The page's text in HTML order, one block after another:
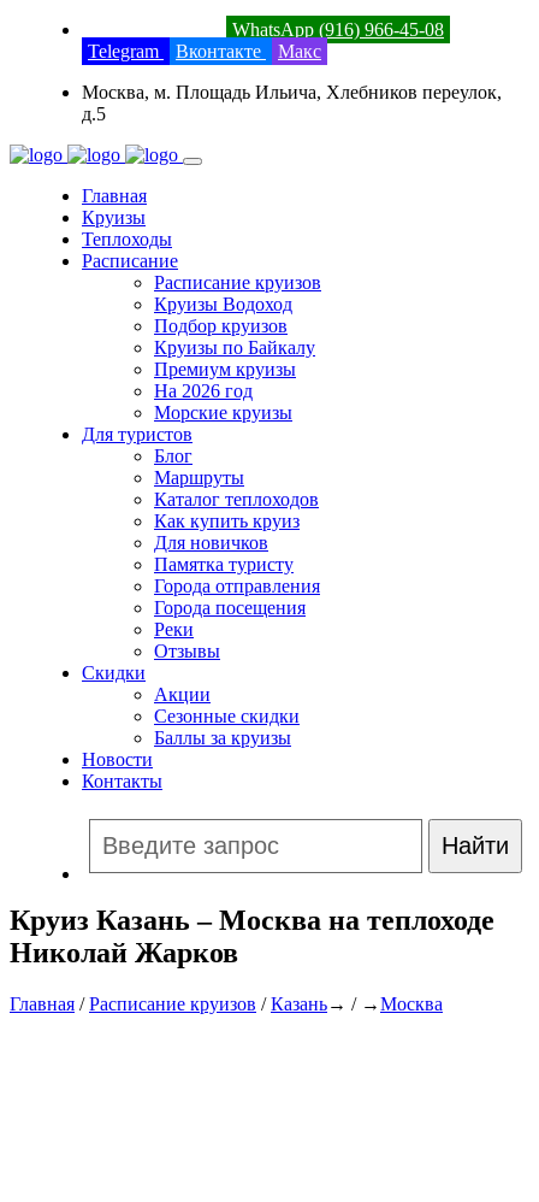
WhatsApp (916) 966-45-08
Telegram
Вконтакте
Макс
Москва, м. Площадь Ильича, Хлебников переулок,
д.5
Главная
Круизы
Теплоходы
Расписание
Расписание круизов
Круизы Водоход
Подбор круизов
Круизы по Байкалу
Премиум круизы
На 2026 год
Морские круизы
Для туристов
Блог
Маршруты
Каталог теплоходов
Как купить круиз
Для новичков
Памятка туристу
Города отправления
Города посещения
Реки
Отзывы
Скидки
Акции
Сезонные скидки
Баллы за круизы
Новости
Контакты
Круиз Казань – Москва на теплоходе
Николай Жарков
Главная /Расписание круизов /Казань→ / →Москва